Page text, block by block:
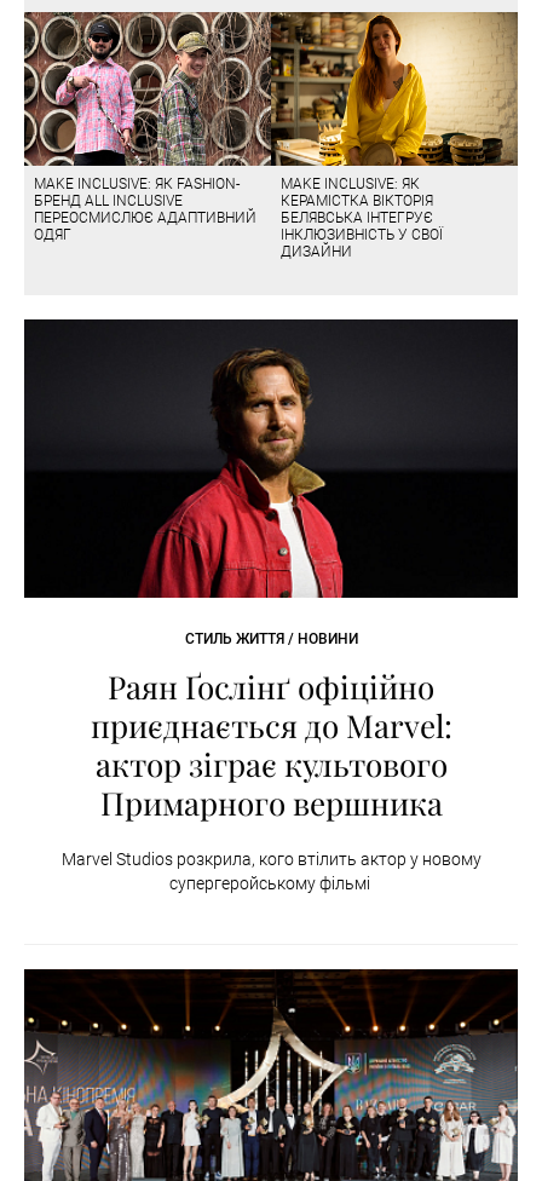
MAKE INCLUSIVE: ЯК FASHION-
БРЕНД ALL INCLUSIVE
ПЕРЕОСМИСЛЮЄ АДАПТИВНИЙ
ОДЯГ
MAKE INCLUSIVE: ЯК
КЕРАМІСТКА ВІКТОРІЯ
БЕЛЯВСЬКА ІНТЕГРУЄ
ІНКЛЮЗИВНІСТЬ У СВОЇ
ДИЗАЙНИ
СТИЛЬ ЖИТТЯ / НОВИНИ
Раян Ґослінґ офіційно
приєднається до Marvel:
актор зіграє культового
Примарного вершника
Marvel Studios розкрила, кого втілить актор у новому
супергеройському фільмі